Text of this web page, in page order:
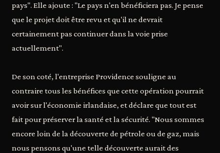
pays". Elle ajoute : "Le pays n'en bénéficiera pas. Je pense
que le projet doit être revu et qu'il ne devrait
certainement pas continuer dans la voie prise
actuellement".
De son coté, l'entreprise Providence souligne au
contraire tous les bénéfices que cette opération pourrait
avoir sur l'économie irlandaise, et déclare que tout est
fait pour préserver la santé et la sécurité. "Nous sommes
encore loin de la découverte de pétrole ou de gaz, mais
nous pensons qu'une telle découverte aurait des